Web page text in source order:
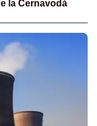
la Cernavodă